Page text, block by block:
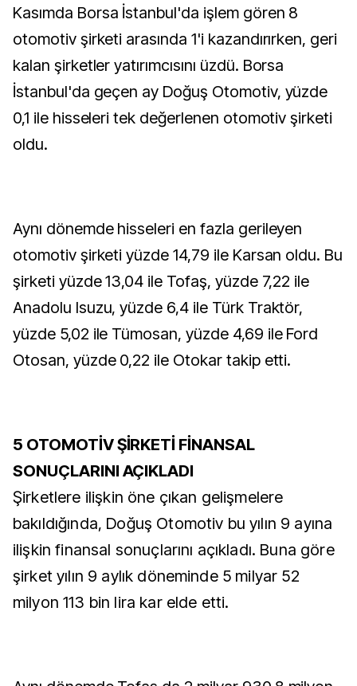
Kasımda Borsa İstanbul'da işlem gören 8
otomotiv şirketi arasında 1'i kazandırırken, geri
kalan şirketler yatırımcısını üzdü. Borsa
İstanbul'da geçen ay Doğuş Otomotiv, yüzde
0,1 ile hisseleri tek değerlenen otomotiv şirketi
oldu.
Aynı dönemde hisseleri en fazla gerileyen
otomotiv şirketi yüzde 14,79 ile Karsan oldu. Bu
şirketi yüzde 13,04 ile Tofaş, yüzde 7,22 ile
Anadolu Isuzu, yüzde 6,4 ile Türk Traktör,
yüzde 5,02 ile Tümosan, yüzde 4,69 ile Ford
Otosan, yüzde 0,22 ile Otokar takip etti.
5 OTOMOTİV ŞİRKETİ FİNANSAL
SONUÇLARINI AÇIKLADI
Şirketlere ilişkin öne çıkan gelişmelere
bakıldığında, Doğuş Otomotiv bu yılın 9 ayına
ilişkin finansal sonuçlarını açıkladı. Buna göre
şirket yılın 9 aylık döneminde 5 milyar 52
milyon 113 bin lira kar elde etti.